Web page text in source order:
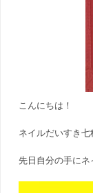
こんにちは！
ネイルだいすき
先日自分の手にネ